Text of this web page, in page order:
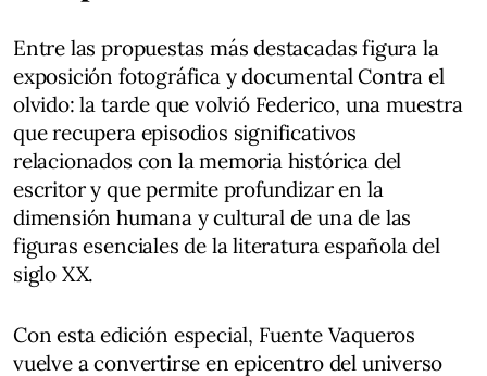
Entre las propuestas más destacadas figura la
exposición fotográfica y documental Contra el
olvido: la tarde que volvió Federico, una muestra
que recupera episodios significativos
relacionados con la memoria histórica del
escritor y que permite profundizar en la
dimensión humana y cultural de una de las
figuras esenciales de la literatura española del
siglo XX.
Con esta edición especial, Fuente Vaqueros
vuelve a convertirse en epicentro del universo